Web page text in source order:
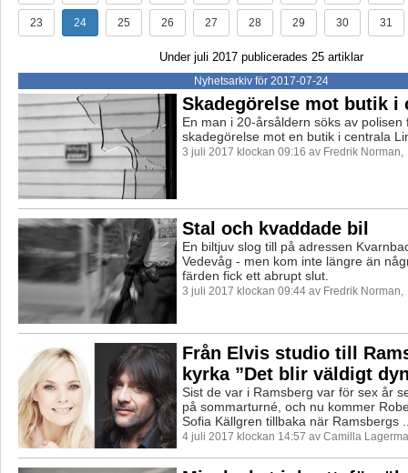
23 24 25 26 27 28 29 30 31
Under juli 2017 publicerades 25 artiklar
Nyhetsarkiv för 2017-07-24
Skadegörelse mot butik i
En man i 20-årsåldern söks av polisen
skadegörelse mot en butik i centrala
3 juli 2017 klockan 09:16 av Fredrik Norman,
Stal och kvaddade bil
En biltjuv slog till på adressen
Vedevåg - men kom inte längre än
färden fick ett abrupt slut.
3 juli 2017 klockan 09:44 av Fredrik Norman,
Från Elvis studio till
kyrka ”Det blir väldigt
Sist de var i Ramsberg var för sex år
på sommarturné, och nu kommer
Sofia Källgren tillbaka när Ramsbergs
4 juli 2017 klockan 14:57 av Camilla